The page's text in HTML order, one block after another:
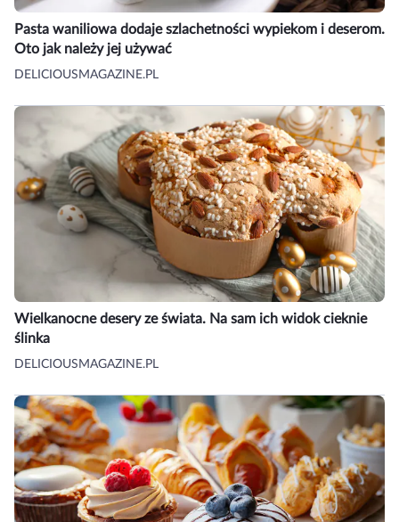
Pasta waniliowa dodaje szlachetności wypiekom i deserom.
Oto jak należy jej używać
DELICIOUSMAGAZINE.PL
Wielkanocne desery ze świata. Na sam ich widok cieknie
ślinka
DELICIOUSMAGAZINE.PL